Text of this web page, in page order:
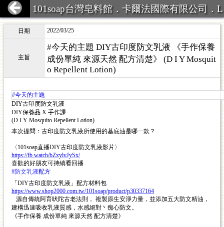
101soap台灣皂料館．卡爾法國際有限公司．L
INE ID:101Soap 客服專線:07-387
日期 2022/03/25
主旨
#今天的主題 DIY古印度防文乳液 《手作保養
成份單純 來源天然 配方清楚》 (D I Y Mosquit
o Repellent Lotion)
#今天的主題
DIY古印度防文乳液
DIY保養品 X 手作課
(D I Y Mosquito Repellent Lotion)
本次提問：古印度防文乳液所使用的基底油是哪一款？
〈101soap直播DIY古印度防文乳液影片〉
https://fb.watch/bZxylvJySx/
喜歡的好朋友可持續看回播
#防文乳液配方
「DIY古印度防文乳液」配方材料包
https://www.shop2000.com.tw/101soap/product/p30337164
建構迅速吸收乳液質感，水感絕對丶痴心防文。
《手作保養 成份單純 來源天然 配方清楚》